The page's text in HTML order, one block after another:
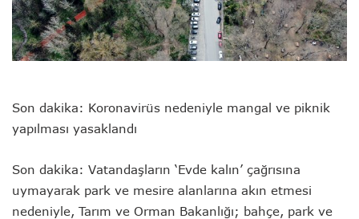
Son dakika: Koronavirüs nedeniyle mangal ve piknik
yapılması yasaklandı
Son dakika: Vatandaşların ‘Evde kalın’ çağrısına
uymayarak park ve mesire alanlarına akın etmesi
nedeniyle, Tarım ve Orman Bakanlığı; bahçe, park ve